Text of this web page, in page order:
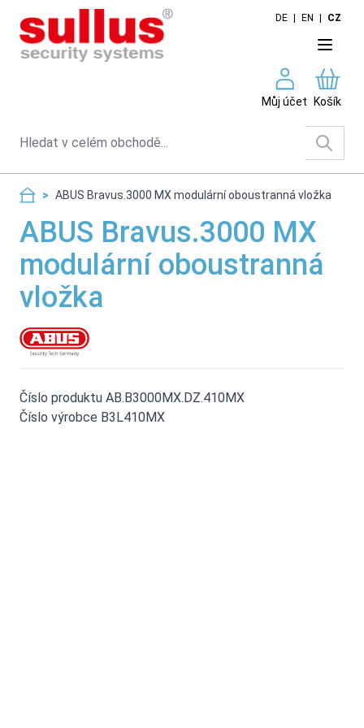
Skip to Content
DE EN CZ
Můj účet Košík
Search
> ABUS Bravus.3000 MX modulární oboustranná vložka
ABUS Bravus.3000 MX
modulární oboustranná
vložka
Číslo produktu AB.B3000MX.DZ.410MX
Číslo výrobce B3L410MX